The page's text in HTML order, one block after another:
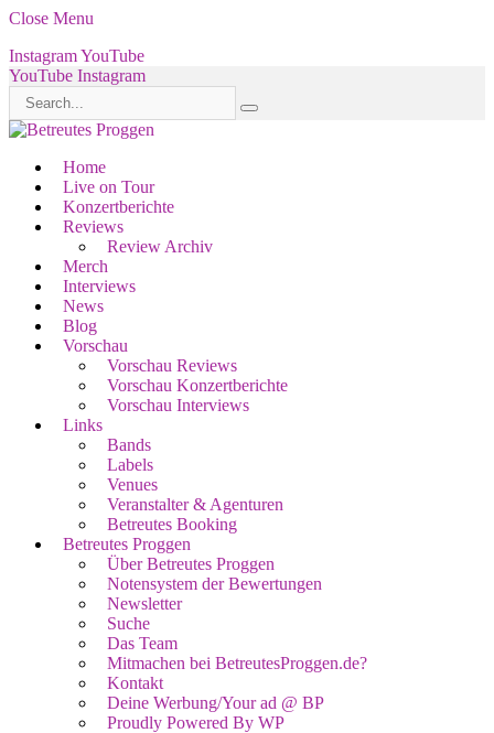
Close Menu
InstagramYouTube
YouTube Instagram
Home
Live on Tour
Konzertberichte
Reviews
Review Archiv
Merch
Interviews
News
Blog
Vorschau
Vorschau Reviews
Vorschau Konzertberichte
Vorschau Interviews
Links
Bands
Labels
Venues
Veranstalter & Agenturen
Betreutes Booking
Betreutes Proggen
Über Betreutes Proggen
Notensystem der Bewertungen
Newsletter
Suche
Das Team
Mitmachen bei BetreutesProggen.de?
Kontakt
Deine Werbung/Your ad @ BP
Proudly Powered By WP